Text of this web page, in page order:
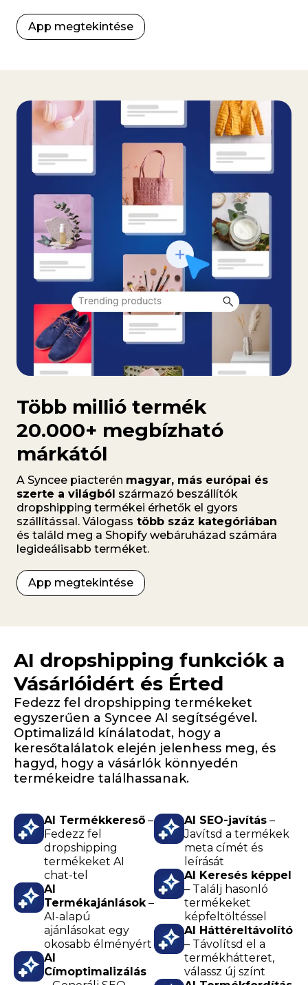
App megtekintése
Több millió termék
20.000+ megbízható
márkától
A Syncee piacterén magyar, más európai és
szerte a világból származó beszállítók
dropshipping termékei érhetők el gyors
szállítással. Válogass több száz kategóriában
és találd meg a Shopify webáruházad számára
legideálisabb terméket.
App megtekintése
AI dropshipping funkciók a
Vásárlóidért és Érted
Fedezz fel dropshipping termékeket
egyszerűen a Syncee AI segítségével.
Optimalizáld kínálatodat, hogy a
keresőtalálatok elején jelenhess meg, és
hagyd, hogy a vásárlók könnyedén
termékeidre találhassanak.
AI Termékkereső –
Fedezz fel
dropshipping
termékeket AI
chat-tel
AI
Termékajánlások–
AI-alapú
ajánlásokat egy
okosabb élményért
AI
Címoptimalizálás
AI SEO-javítás –
Javítsd a termékek
meta címét és
leírását
AI Keresés képpel
– Találj hasonló
termékeket
képfeltöltéssel
AI Háttéreltávolító
– Távolítsd el a
termékhátteret,
válassz új színt